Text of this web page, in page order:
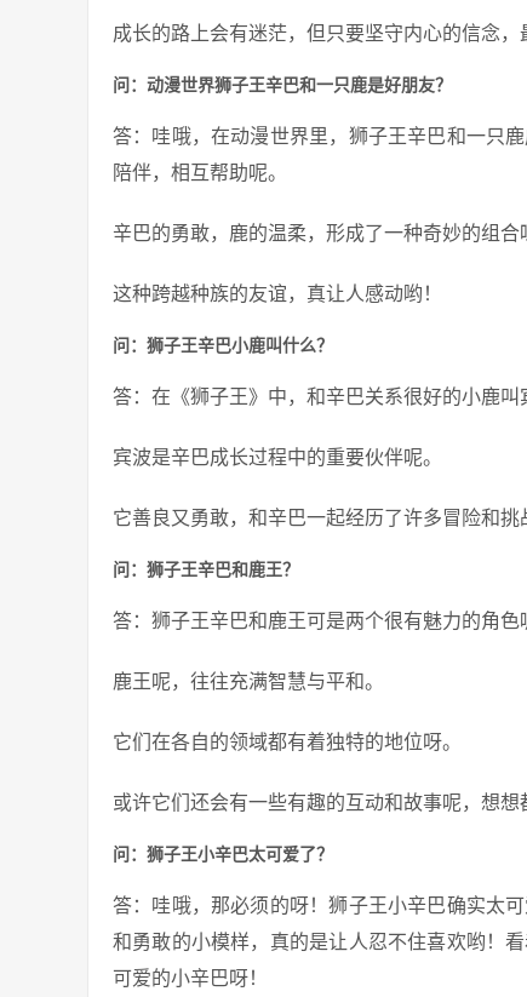
成长的路上会有迷茫，但只要坚守内心的信念，
问：动漫世界狮子王辛巴和一只鹿是好朋友？
答：哇哦，在动漫世界里，狮子王辛巴和一只
陪伴，相互帮助呢。
辛巴的勇敢，鹿的温柔，形成了一种奇妙的组合
这种跨越种族的友谊，真让人感动哟！
问：狮子王辛巴小鹿叫什么？
答：在《狮子王》中，和辛巴关系很好的小鹿叫
宾波是辛巴成长过程中的重要伙伴呢。
它善良又勇敢，和辛巴一起经历了许多冒险和
问：狮子王辛巴和鹿王？
答：狮子王辛巴和鹿王可是两个很有魅力的角
鹿王呢，往往充满智慧与平和。
它们在各自的领域都有着独特的地位呀。
或许它们还会有一些有趣的互动和故事呢，想想
问：狮子王小辛巴太可爱了？
答：哇哦，那必须的呀！狮子王小辛巴确实太
和勇敢的小模样，真的是让人忍不住喜欢哟！
可爱的小辛巴呀！